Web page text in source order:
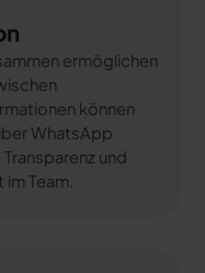
ermöglichen
können
WhatsApp
und
Team.